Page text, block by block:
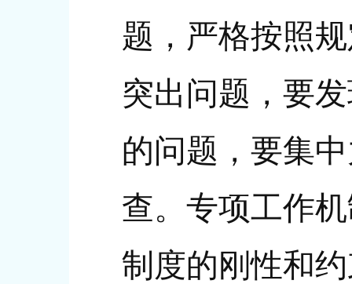
题，严格按照
突出问题，要
的问题，要集
查。专项工作
制度的刚性和